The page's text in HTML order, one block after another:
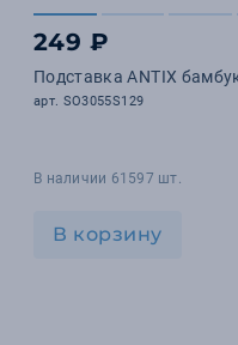
249 ₽
Подставка ANTIX
арт. SO3055S129
В наличии 61597 шт.
В корзину